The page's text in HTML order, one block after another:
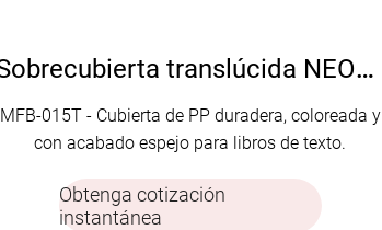
Sobrecubierta translúcida NEON PP - MFB-015T
MFB-015T - Cubierta de PP duradera, coloreada y
con acabado espejo para libros de texto.
Obtenga cotización
instantánea